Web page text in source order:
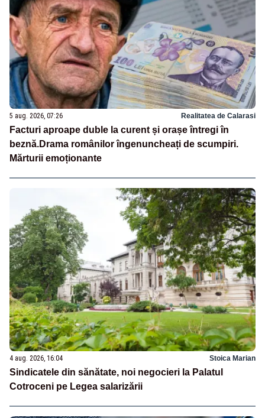
5 aug. 2026, 07:26 Realitatea de Calarasi
Facturi aproape duble la curent și orașe întregi în
beznă.Drama românilor îngenuncheați de scumpiri.
Mărturii emoționante
4 aug. 2026, 16:04 Stoica Marian
Sindicatele din sănătate, noi negocieri la Palatul
Cotroceni pe Legea salarizării